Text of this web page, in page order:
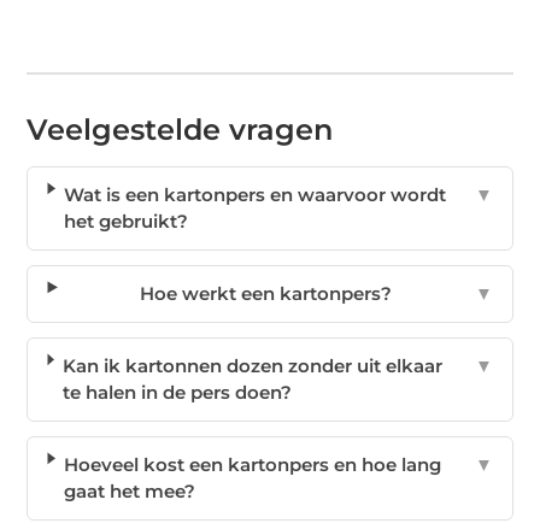
Veelgestelde vragen
Wat is een kartonpers en waarvoor wordt
het gebruikt?
▼
Hoe werkt een kartonpers? ▼
Kan ik kartonnen dozen zonder uit elkaar
te halen in de pers doen?
▼
Hoeveel kost een kartonpers en hoe lang
gaat het mee?
▼